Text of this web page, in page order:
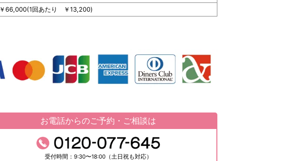
￥66,000(1回あたり ￥13,200)
お電話からのご予約・ご相談は
受付時間：9:30〜18:00（土日祝も対応）